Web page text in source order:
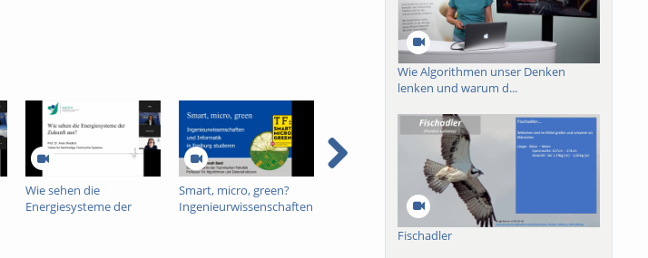
Wie sehen die
Energiesysteme der
Smart, micro, green?
Ingenieurwissenschaften
Steuerwettbewerb SoSe
21 - Vorlesung 12
Finanzwissenschaft
Einnahmen SoSe 21 -
Vorlesung 12
Wie Algorithmen unser Denken
lenken und warum d...
Fischadler